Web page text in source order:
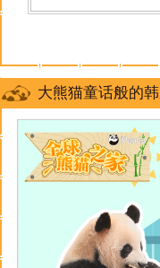
大熊猫童话般的